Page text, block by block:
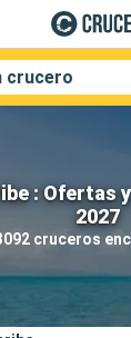
: Ofertas
2027
cruceros
crucero